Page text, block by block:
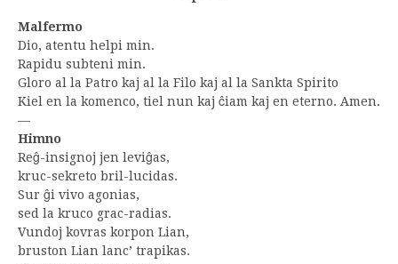
Malfermo
Dio, atentu helpi min.
Rapidu subteni min.
Gloro al la Patro kaj al la Filo kaj al la Sankta Spirito
Kiel en la komenco, tiel nun kaj ĉiam kaj en eterno. Amen.
—
Himno
Reĝ-insignoj jen leviĝas,
kruc-sekreto bril-lucidas.
Sur ĝi vivo agonias,
sed la kruco grac-radias.
Vundoj kovras korpon Lian,
bruston Lian lanc’ trapikas.